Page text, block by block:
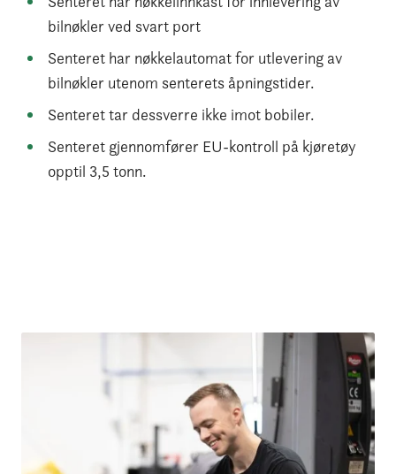
bilnøkler ved svart port
Senteret har nøkkelautomat for utlevering av
bilnøkler utenom senterets åpningstider.
Senteret tar dessverre ikke imot bobiler.
Senteret gjennomfører EU-kontroll på kjøretøy
opptil 3,5 tonn.